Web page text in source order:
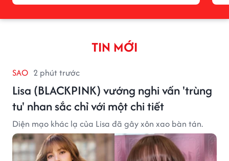
TIN MỚI
SAO 2 phút trước
Lisa (BLACKPINK) vướng nghi vấn 'trùng
tu' nhan sắc chỉ với một chi tiết
Diện mạo khác lạ của Lisa đã gây xôn xao bàn tán.